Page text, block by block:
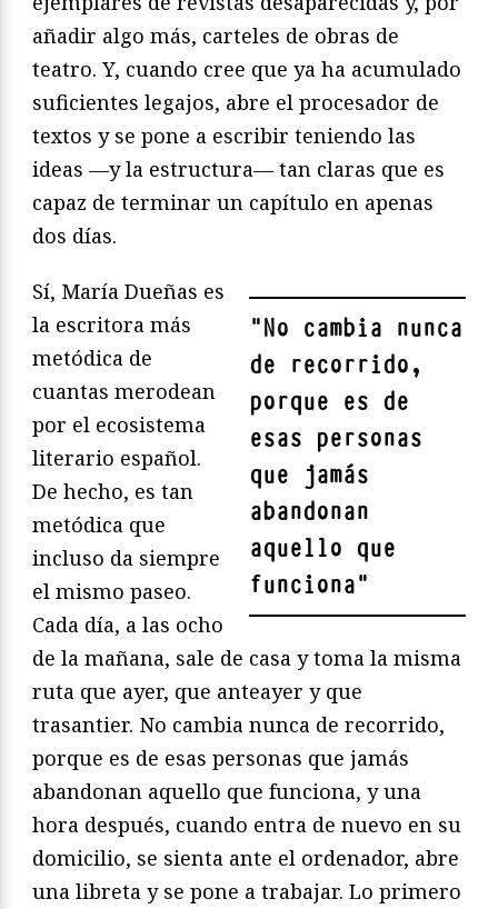
añadir algo más, carteles de obras de
teatro. Y, cuando cree que ya ha acumulado
suficientes legajos, abre el procesador de
textos y se pone a escribir teniendo las
ideas —y la estructura— tan claras que es
capaz de terminar un capítulo en apenas
dos días.
"No cambia nunca
de recorrido,
porque es de
esas personas
que jamás
abandonan
aquello que
funciona"
Sí, María Dueñas es
la escritora más
metódica de
cuantas merodean
por el ecosistema
literario español.
De hecho, es tan
metódica que
incluso da siempre
el mismo paseo.
Cada día, a las ocho
de la mañana, sale de casa y toma la misma
ruta que ayer, que anteayer y que
trasantier. No cambia nunca de recorrido,
porque es de esas personas que jamás
abandonan aquello que funciona, y una
hora después, cuando entra de nuevo en su
domicilio, se sienta ante el ordenador, abre
una libreta y se pone a trabajar. Lo primero